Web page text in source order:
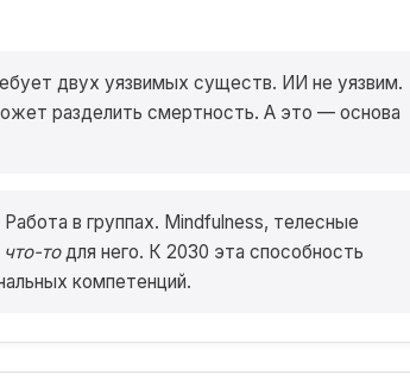
двух уязвимых существ. ИИ не уязвим.
разделить смертность. А это — основа
в группах. Mindfulness, телесные
тодля него. К 2030 эта способность
компетенций.